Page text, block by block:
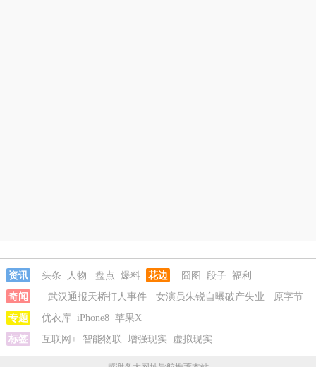
资讯 头条 人物 盘点 爆料 花边 囧图 段子 福利
奇闻
武汉通报天桥打人事件 女演员朱锐自曝破产失业
原字节
跳动机器人一号位加入小米
儿子去世孙子不捧骨灰盒被查出非亲生
老坛酸菜用脚踩卫生堪忧
武汉通报天桥打人事件
专题 优衣库 iPhone8 苹果X
标签
互联网+ 智能物联 增强现实 虚拟现实